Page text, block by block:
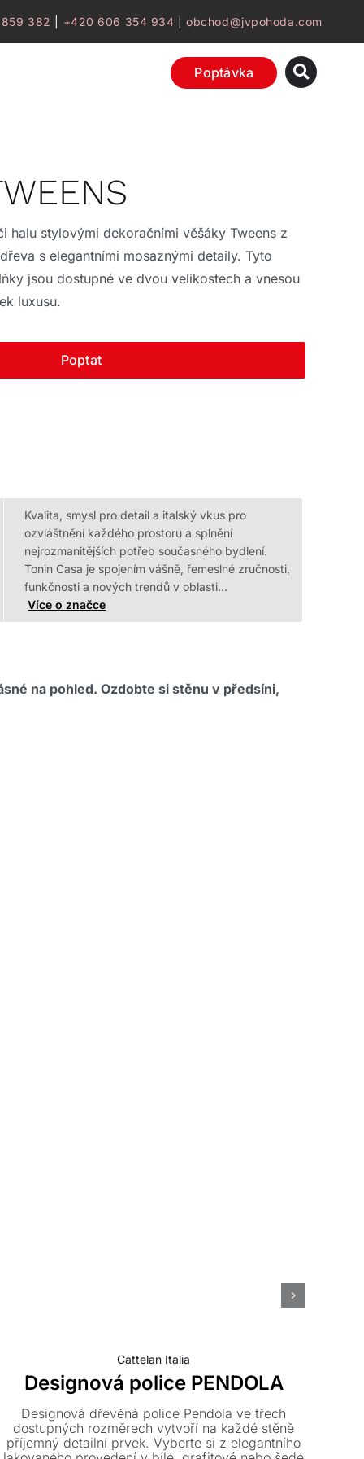
382 +420 606 354 934 |obchod@jvpohoda.com
Poptávka
halu stylovými dekoračními věšáky Tweens z
s elegantními mosaznými detaily. Tyto
jsou dostupné ve dvou velikostech a vnesou
luxusu.
Poptat
Kvalita, smysl pro detail a italský vkus pro
ozvláštnění každého prostoru a splnění
nejrozmanitějších potřeb současného bydlení.
Tonin Casa je spojením vášně, řemeslné zručnosti,
funkčnosti a nových trendů v oblasti…
Více o značce
na pohled. Ozdobte si stěnu v předsíni,
Cattelan Italia
Designová police PENDOLA
Designová dřevěná police Pendola ve třech
dostupných rozměrech vytvoří na každé stěně
příjemný detailní prvek. Vyberte si z elegantního